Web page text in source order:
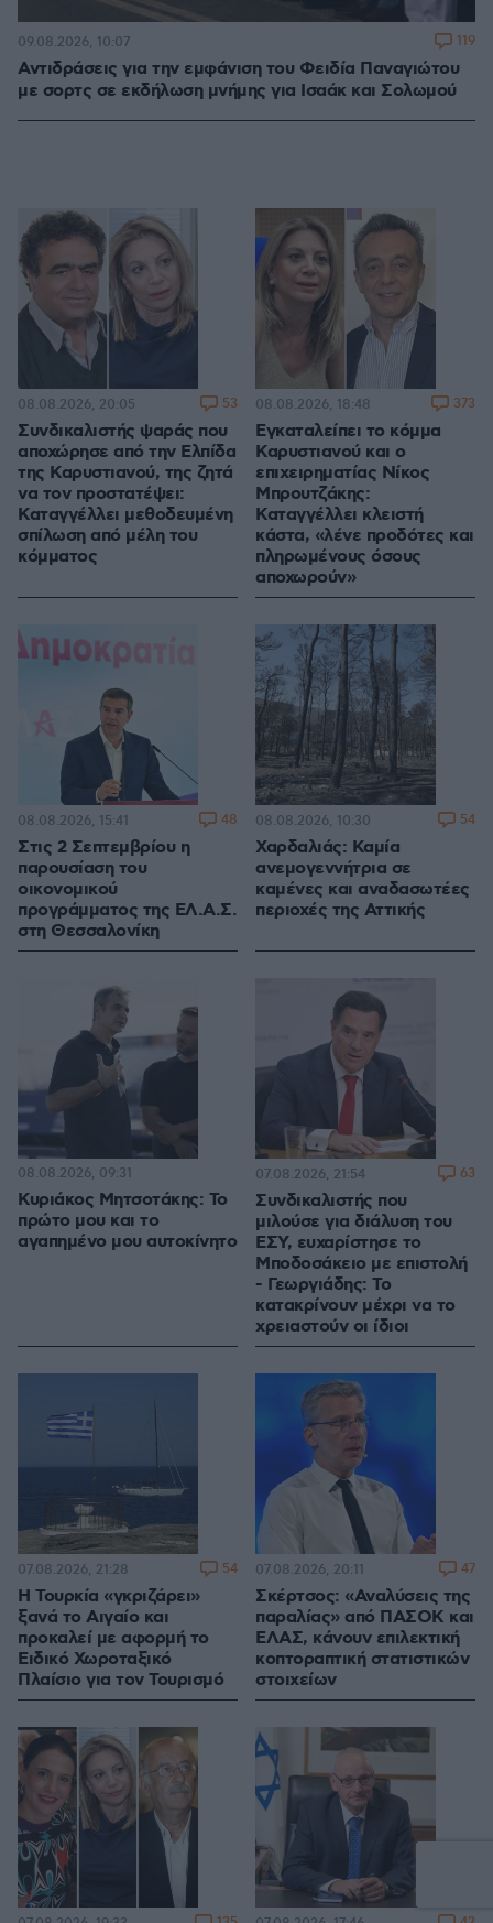
Αντιδράσεις για την εμφάνιση του Φειδία Παναγιώτου
με σορτς σε εκδήλωση μνήμης για Ισαάκ και Σολωμού
09.08.2026, 10:07 119
Συνδικαλιστής ψαράς που
αποχώρησε από την Ελπίδα
της Καρυστιανού, της ζητά
να τον προστατέψει:
Καταγγέλλει μεθοδευμένη
σπίλωση από μέλη του
κόμματος
08.08.2026, 20:05 53
Εγκαταλείπει το κόμμα
Καρυστιανού και ο
επιχειρηματίας Νίκος
Μπρουτζάκης:
Καταγγέλλει κλειστή
κάστα, «λένε προδότες και
πληρωμένους όσους
αποχωρούν»
08.08.2026, 18:48 373
Στις 2 Σεπτεμβρίου η
παρουσίαση του
οικονομικού
προγράμματος της ΕΛ.Α.Σ.
στη Θεσσαλονίκη
08.08.2026, 15:41 48
Χαρδαλιάς: Καμία
ανεμογεννήτρια σε
καμένες και αναδασωτέες
περιοχές της Αττικής
08.08.2026, 10:30 54
Κυριάκος Μητσοτάκης: Το
πρώτο μου και το
αγαπημένο μου αυτοκίνητο
08.08.2026, 09:31
Συνδικαλιστής που
μιλούσε για διάλυση του
ΕΣΥ, ευχαρίστησε το
Μποδοσάκειο με επιστολή
- Γεωργιάδης: Το
κατακρίνουν μέχρι να το
χρειαστούν οι ίδιοι
07.08.2026, 21:54 63
Η Τουρκία «γκριζάρει»
ξανά το Αιγαίο και
προκαλεί με αφορμή το
Ειδικό Χωροταξικό
Πλαίσιο για τον Τουρισμό
07.08.2026, 21:28 54
Σκέρτσος: «Αναλύσεις της
παραλίας» από ΠΑΣΟΚ και
ΕΛΑΣ, κάνουν επιλεκτική
κοπτοραπτική στατιστικών
στοιχείων
07.08.2026, 20:11 47